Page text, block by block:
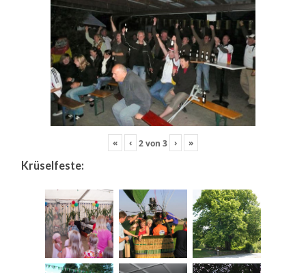
« ‹ 2von 3 › »
Krüselfeste: